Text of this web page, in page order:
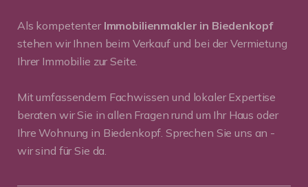
Als kompetenter Immobilienmakler in Biedenkopf
stehen wir Ihnen beim Verkauf und bei der Vermietung
Ihrer Immobilie zur Seite.
Mit umfassendem Fachwissen und lokaler Expertise
beraten wir Sie in allen Fragen rund um Ihr Haus oder
Ihre Wohnung in Biedenkopf. Sprechen Sie uns an -
wir sind für Sie da.